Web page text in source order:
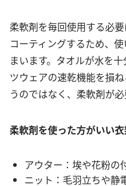
柔軟剤を毎回使用する必
コーティングするため、
まいます。タオルが水を
ツウェアの速乾機能を損
うのではなく、柔軟剤が
柔軟剤を使った方がいい
アウター：埃や花粉の
ニット：毛羽立ちや静